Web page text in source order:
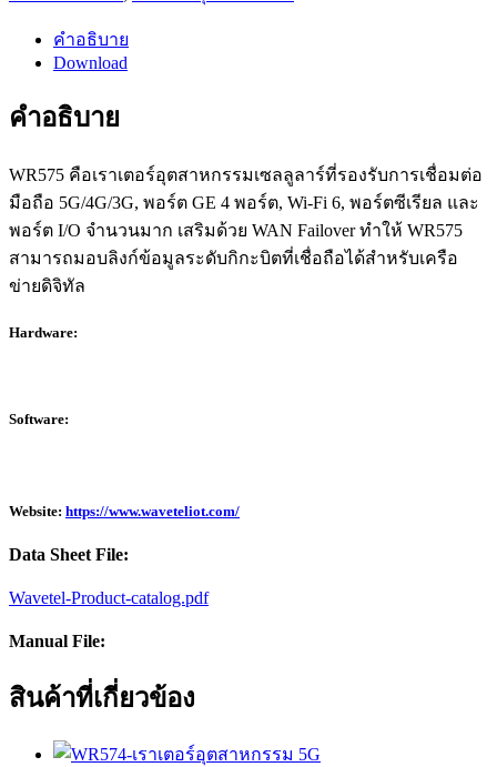
คำอธิบาย
Download
คำอธิบาย
WR575 คือเราเตอร์อุตสาหกรรมเซลลูลาร์ที่รองรับการเชื่อมต่อ
มือถือ 5G/4G/3G, พอร์ต GE 4 พอร์ต, Wi-Fi 6, พอร์ตซีเรียล และ
พอร์ต I/O จำนวนมาก เสริมด้วย WAN Failover ทำให้ WR575
สามารถมอบลิงก์ข้อมูลระดับกิกะบิตที่เชื่อถือได้สำหรับเครือ
ข่ายดิจิทัล
Hardware:
Software:
Website: https://www.waveteliot.com/
Data Sheet File:
Wavetel-Product-catalog.pdf
Manual File:
สินค้าที่เกี่ยวข้อง